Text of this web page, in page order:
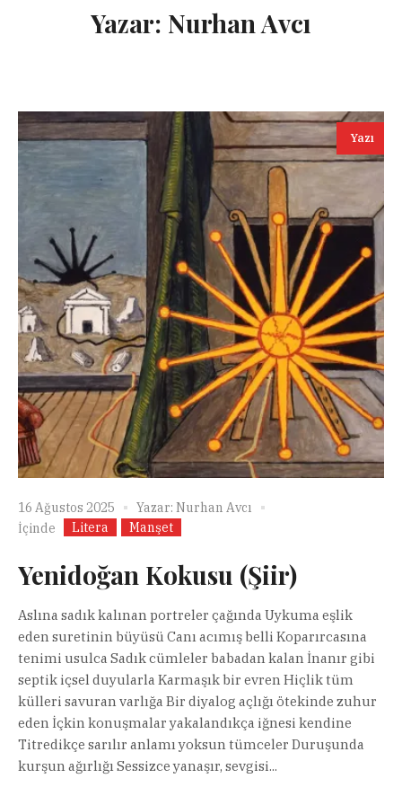
Yazar: Nurhan Avcı
Yazı
16 Ağustos 2025 Yazar: Nurhan Avcı
İçinde
Litera Manşet
Yenidoğan Kokusu (Şiir)
Aslına sadık kalınan portreler çağında Uykuma eşlik
eden suretinin büyüsü Canı acımış belli Koparırcasına
tenimi usulca Sadık cümleler babadan kalan İnanır gibi
septik içsel duyularla Karmaşık bir evren Hiçlik tüm
külleri savuran varlığa Bir diyalog açlığı ötekinde zuhur
eden İçkin konuşmalar yakalandıkça iğnesi kendine
Titredikçe sarılır anlamı yoksun tümceler Duruşunda
kurşun ağırlığı Sessizce yanaşır, sevgisi...